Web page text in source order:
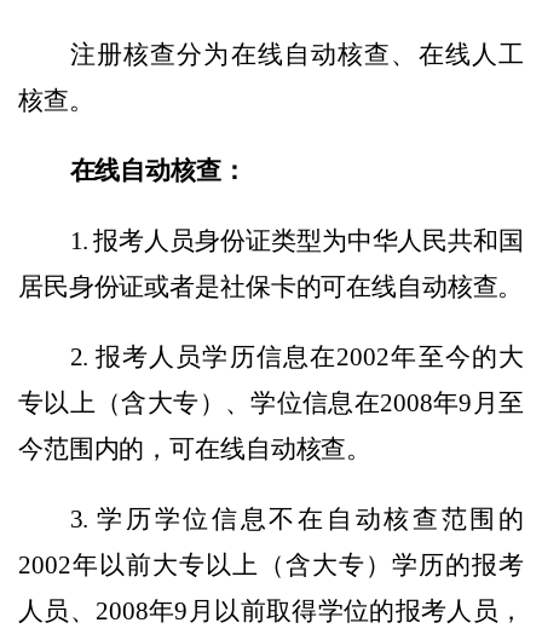
注册核查分为在线自动核查、在线人工
核查。
在线自动核查：
1. 报考人员身份证类型为中华人民共和国
居民身份证或者是社保卡的可在线自动核查。
2. 报考人员学历信息在2002年至今的大
专以上（含大专） 、学位信息在2008年9 月至
今范围内的，可在线自动核查。
3. 学历学位信息不在自动核查范围的
2002年以前大专以上（含大专）学历的报考
人员 、 2008年9 月以前取得学位的报考人员 ，